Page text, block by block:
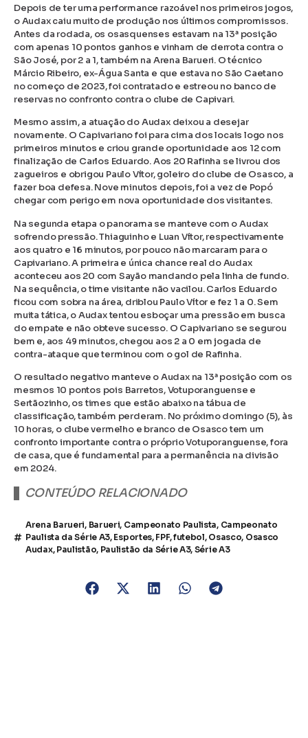
Depois de ter uma performance razoável nos primeiros jogos,
o Audax caiu muito de produção nos últimos compromissos.
Antes da rodada, os osasquenses estavam na 13ª posição
com apenas 10 pontos ganhos e vinham de derrota contra o
São José, por 2 a 1, também na Arena Barueri. O técnico
Márcio Ribeiro, ex-Água Santa e que estava no São Caetano
no começo de 2023, foi contratado e estreou no banco de
reservas no confronto contra o clube de Capivari.
Mesmo assim, a atuação do Audax deixou a desejar
novamente. O Capivariano foi para cima dos locais logo nos
primeiros minutos e criou grande oportunidade aos 12 com
finalização de Carlos Eduardo. Aos 20 Rafinha se livrou dos
zagueiros e obrigou Paulo Vítor, goleiro do clube de Osasco, a
fazer boa defesa. Nove minutos depois, foi a vez de Popó
chegar com perigo em nova oportunidade dos visitantes.
Na segunda etapa o panorama se manteve com o Audax
sofrendo pressão. Thiaguinho e Luan Vítor, respectivamente
aos quatro e 16 minutos, por pouco não marcaram para o
Capivariano. A primeira e única chance real do Audax
aconteceu aos 20 com Sayão mandando pela linha de fundo.
Na sequência, o time visitante não vacilou. Carlos Eduardo
ficou com sobra na área, driblou Paulo Vítor e fez 1 a 0. Sem
muita tática, o Audax tentou esboçar uma pressão em busca
do empate e não obteve sucesso. O Capivariano se segurou
bem e, aos 49 minutos, chegou aos 2 a 0 em jogada de
contra-ataque que terminou com o gol de Rafinha.
O resultado negativo manteve o Audax na 13ª posição com os
mesmos 10 pontos pois Barretos, Votuporanguense e
Sertãozinho, os times que estão abaixo na tábua de
classificação, também perderam. No próximo domingo (5), às
10 horas, o clube vermelho e branco de Osasco tem um
confronto importante contra o próprio Votuporanguense, fora
de casa, que é fundamental para a permanência na divisão
em 2024.
CONTEÚDO RELACIONADO
Arena Barueri, Barueri, Campeonato Paulista, Campeonato
Paulista da Série A3, Esportes, FPF,futebol, Osasco, Osasco
Audax, Paulistão, Paulistão da Série A3, Série A3